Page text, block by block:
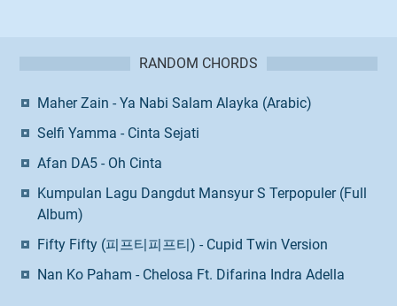
RANDOM CHORDS
Maher Zain - Ya Nabi Salam Alayka (Arabic)
Selfi Yamma - Cinta Sejati
Afan DA5 - Oh Cinta
Kumpulan Lagu Dangdut Mansyur S Terpopuler (Full
Album)
Fifty Fifty (피프티피프티) - Cupid Twin Version
Nan Ko Paham - Chelosa Ft. Difarina Indra Adella